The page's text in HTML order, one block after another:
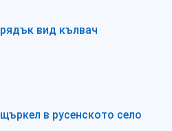
вид кълвач
в русенското село